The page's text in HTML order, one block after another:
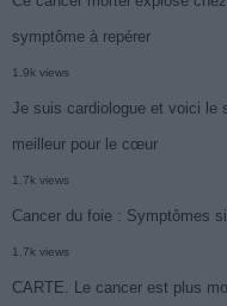
symptôme à repérer
1.9k views
Je suis cardiologue et voici le
meilleur pour le cœur
1.7k views
Cancer du foie : Symptômes
1.7k views
CARTE. Le cancer est plus